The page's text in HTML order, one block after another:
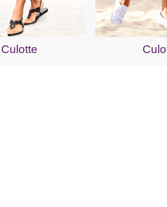
Culotte